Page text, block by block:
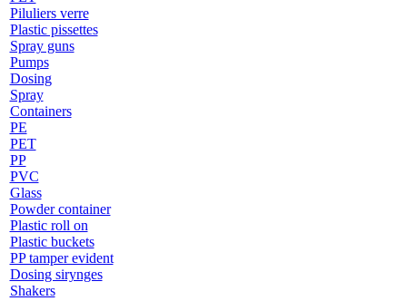
Piluliers verre
Plastic pissettes
Spray guns
Pumps
Dosing
Spray
Containers
PE
PET
PP
PVC
Glass
Powder container
Plastic roll on
Plastic buckets
PP tamper evident
Dosing sirynges
Shakers